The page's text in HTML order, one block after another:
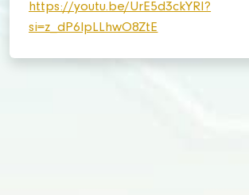
https://youtu.be/UrE5d3ckYRI?
si=z_dP6lpLLhwO8ZtE